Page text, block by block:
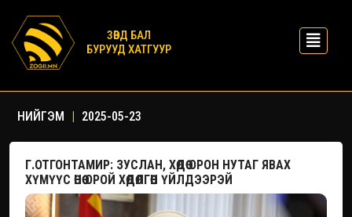
ЗӨВД БАЛ
БУРУУД ХАТГУУР
НИЙГЭМ | 2025-05-23
Г.ОТГОНТАМИР: ЗУСЛАН, ХӨДӨӨ ОРОН НУТАГ ЯВАХ
ХҮМҮҮС ӨНӨӨ ОРОЙ ХӨДӨЛГӨӨН ҮЙЛДЭЭРЭЙ